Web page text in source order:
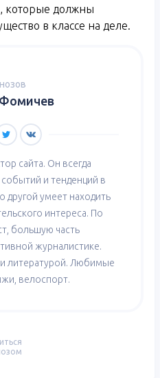
которые должны
в классе на деле.
сайта. Он всегда
и тенденций в
другой умеет находить
интереса. По
большую часть
журналистике.
литературой. Любимые
велоспорт.